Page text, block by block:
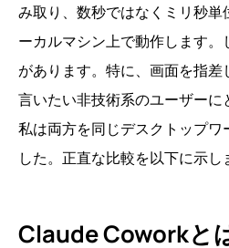
み取り、数秒ではなくミリ秒単
ーカルマシン上で動作します
があります。特に、画面を指差
言いたい非技術系のユーザーに
私は両方を同じデスクトップワ
した。正直な比較を以下に示し
Claude Coworkと